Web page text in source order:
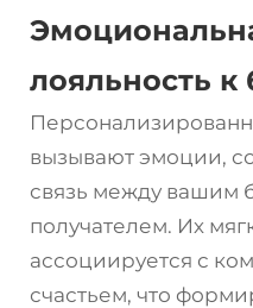
лояльность к
вызывают эмоции,
связь между вашим
получателем. Их
ассоциируется с
счастьем, что